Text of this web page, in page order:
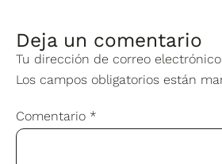
Deja un comentario
Tu dirección de correo
Los campos obligatorios están
Comentario *